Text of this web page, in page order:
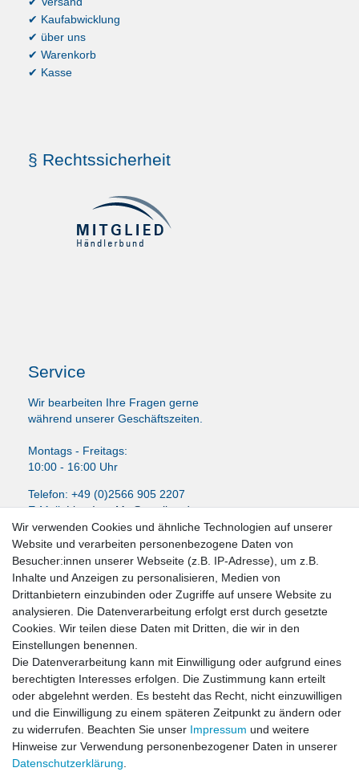
✔ Kaufabwicklung
✔ über uns
✔ Warenkorb
✔ Kasse
§ Rechtssicherheit
Service
Wir bearbeiten Ihre Fragen gerne
während unserer Geschäftszeiten.
Montags - Freitags:
10:00 - 16:00 Uhr
Telefon: +49 (0)2566 905 2207
E-Mail:LissyInterMo@t-online.de
News-Letter abonieren
VORNAME NACHNAME
E-MAIL **
Newsletter
Honig
Hiermit bestätige ich, dass ich dieDaten­schutz­erklärunggelesen habe. Meine
Einwilligung kann ich jederzeit widerrufen.**
Abonnieren
Wir verwenden Cookies und ähnliche Technologien auf unserer
Website und verarbeiten personenbezogene Daten von
Besucher:innen unserer Webseite (z.B. IP-Adresse), um z.B.
Inhalte und Anzeigen zu personalisieren, Medien von
Drittanbietern einzubinden oder Zugriffe auf unsere Website zu
analysieren. Die Datenverarbeitung erfolgt erst durch gesetzte
Cookies. Wir teilen diese Daten mit Dritten, die wir in den
Einstellungen benennen.
Die Datenverarbeitung kann mit Einwilligung oder aufgrund eines
berechtigten Interesses erfolgen. Die Zustimmung kann erteilt
oder abgelehnt werden. Es besteht das Recht, nicht einzuwilligen
und die Einwilligung zu einem späteren Zeitpunkt zu ändern oder
zu widerrufen. Beachten Sie unser Impressum und weitere
Hinweise zur Verwendung personenbezogener Daten in unserer
Daten­schutz­erklärung